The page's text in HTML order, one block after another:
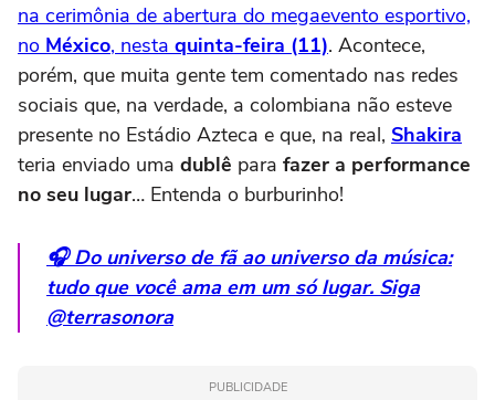
na cerimônia de abertura do megaevento esportivo,
no México, nesta quinta-feira (11). Acontece,
porém, que muita gente tem comentado nas redes
sociais que, na verdade, a colombiana não esteve
presente no Estádio Azteca e que, na real, Shakira
teria enviado uma dublê para fazer a performance
no seu lugar… Entenda o burburinho!
🎧 Do universo de fã ao universo da música:
tudo que você ama em um só lugar. Siga
@terrasonora
PUBLICIDADE